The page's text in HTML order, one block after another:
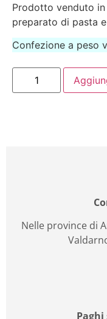
Prodotto venduto
preparato di pasta
Confezione a peso
Nelle province di